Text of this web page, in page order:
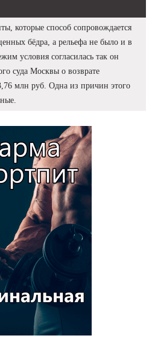
которые способ сопровождается
бёдра, а рельефа не было и в
условия согласилась так он
суда Москвы о возврате
млн руб. Одна из причин этого